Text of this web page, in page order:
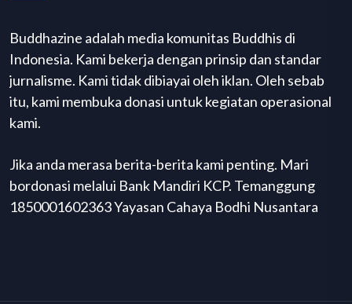
Buddhazine adalah media komunitas Buddhis di
Indonesia. Kami bekerja dengan prinsip dan standar
jurnalisme. Kami tidak dibiayai oleh iklan. Oleh sebab
itu, kami membuka donasi untuk kegiatan operasional
kami.
Jika anda merasa berita-berita kami penting. Mari
bordonasi melalui Bank Mandiri KCP. Temanggung
1850001602363 Yayasan Cahaya Bodhi Nusantara